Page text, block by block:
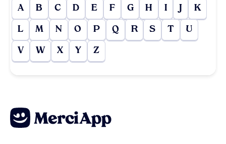
A B C D E F G H I J K
L M N O P Q R S T U
V W X Y Z